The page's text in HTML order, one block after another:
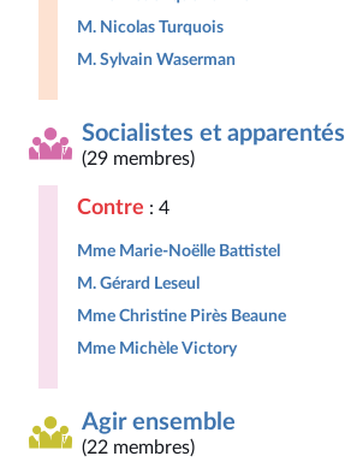
M. Nicolas Turquois
M. Sylvain Waserman
Socialistes et apparentés
(29 membres)
Contre : 4
Mme Marie-Noëlle Battistel
M. Gérard Leseul
Mme Christine Pirès Beaune
Mme Michèle Victory
Agir ensemble
(22 membres)